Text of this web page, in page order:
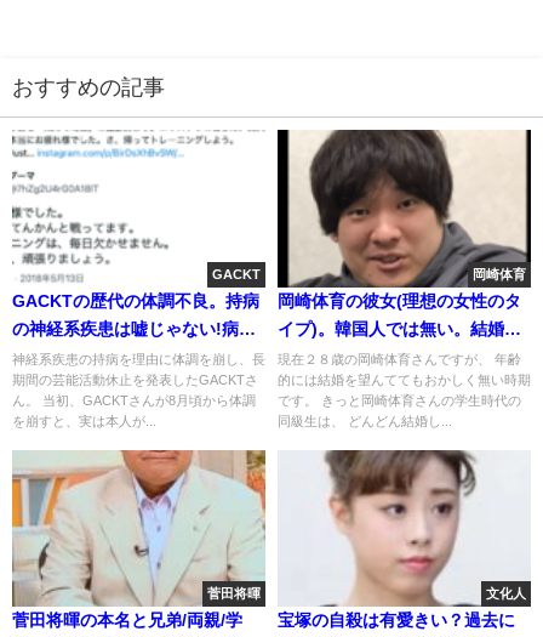
おすすめの記事
GACKT
GACKTの歴代の体調不良。持病
の神経系疾患は嘘じゃない!病名
はてんかん?
神経系疾患の持病を理由に体調を崩し、長
期間の芸能活動休止を発表したGACKTさ
ん。 当初、GACKTさんが8月頃から体調
を崩すと、実は本人が...
岡崎体育
岡崎体育の彼女(理想の女性のタ
イプ)。韓国人では無い。結婚式
の余興に人気？(画像・動画)
現在２８歳の岡崎体育さんですが、 年齢
的には結婚を望んててもおかしく無い時期
です。 きっと岡崎体育さんの学生時代の
同級生は、 どんどん結婚し...
菅田将暉
菅田将暉の本名と兄弟/両親/学
文化人
宝塚の自殺は有愛きい？過去に